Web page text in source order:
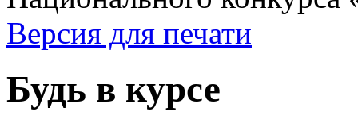
Версия для печати
Будь в курсе